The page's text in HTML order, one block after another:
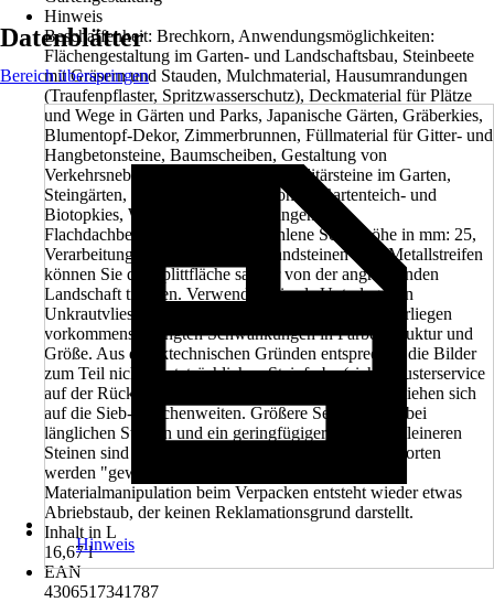
Hinweis
Beschaffenheit: Brechkorn, Anwendungsmöglichkeiten:
Flächengestaltung im Garten- und Landschaftsbau, Steinbeete
mit Gräsern und Stauden, Mulchmaterial, Hausumrandungen
(Traufenpflaster, Spritzwasserschutz), Deckmaterial für Plätze
und Wege in Gärten und Parks, Japanische Gärten, Gräberkies,
Blumentopf-Dekor, Zimmerbrunnen, Füllmaterial für Gitter- und
Hangbetonsteine, Baumscheiben, Gestaltung von
Verkehrsnebenflächen, Aquaristik, Solitärsteine im Garten,
Steingärten, Füllmaterial für Gabionen, Gartenteich- und
Biotopkies, Wasserläufe, Pflasterungen,
Flachdachbeschüttungen., Empfohlene Schütthöhe in mm: 25,
Verarbeitung/Anwendung: Mit Randsteinen oder Metallstreifen
können Sie die Splittfläche sauber von der angrenzenden
Landschaft trennen. Verwenden Sie als Unterlage ein
Unkrautvlies., Achtung: Unsere Naturprodukte unterliegen
vorkommensbedingten Schwankungen in Farbe, Struktur und
Größe. Aus drucktechnischen Gründen entsprechen die Bilder
zum Teil nicht der tatsächlichen Steinfarbe (siehe Musterservice
auf der Rückseite). Die Angaben zur Steingröße beziehen sich
auf die Sieb-Maschenweiten. Größere Seitenlängen bei
länglichen Steinen und ein geringfügiger Anteil an kleineren
Steinen sind siebtechnisch nicht vermeidbar. Viele Sorten
werden "gewaschen" ausgeliefert. Durch die
Materialmanipulation beim Verpacken entsteht wieder etwas
Abriebstaub, der keinen Reklamationsgrund darstellt.
Inhalt in L
16,67 l
EAN
4306517341787
Datenblätter
Bereich überspringen
Hinweis